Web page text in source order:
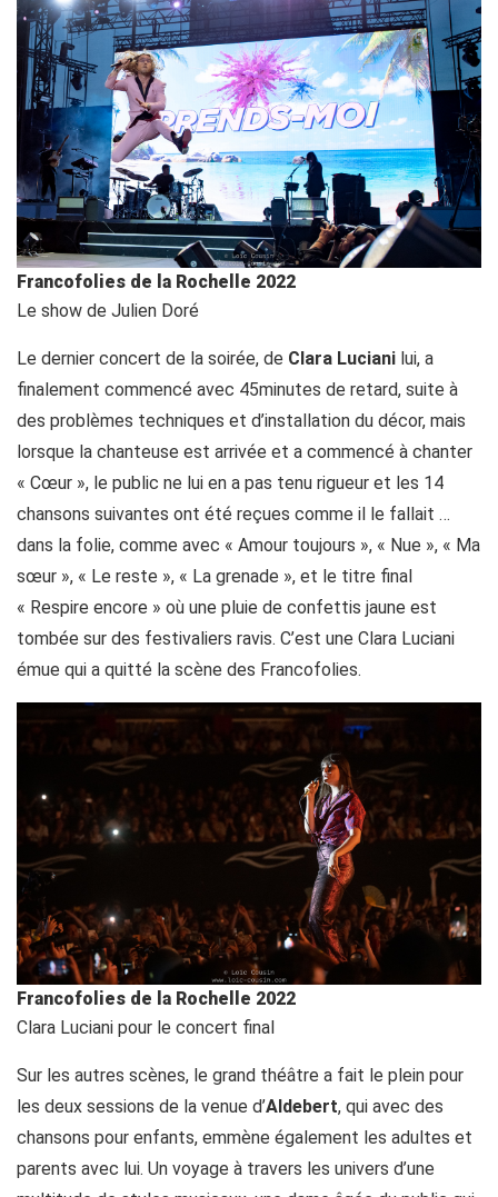
Francofolies de la Rochelle 2022
Le show de Julien Doré
Le dernier concert de la soirée, de Clara Luciani lui, a
finalement commencé avec 45minutes de retard, suite à
des problèmes techniques et d’installation du décor, mais
lorsque la chanteuse est arrivée et a commencé à chanter
« Cœur », le public ne lui en a pas tenu rigueur et les 14
chansons suivantes ont été reçues comme il le fallait …
dans la folie, comme avec « Amour toujours », « Nue », « Ma
sœur », « Le reste », « La grenade », et le titre final
« Respire encore » où une pluie de confettis jaune est
tombée sur des festivaliers ravis. C’est une Clara Luciani
émue qui a quitté la scène des Francofolies.
Francofolies de la Rochelle 2022
Clara Luciani pour le concert final
Sur les autres scènes, le grand théâtre a fait le plein pour
les deux sessions de la venue d’Aldebert, qui avec des
chansons pour enfants, emmène également les adultes et
parents avec lui. Un voyage à travers les univers d’une